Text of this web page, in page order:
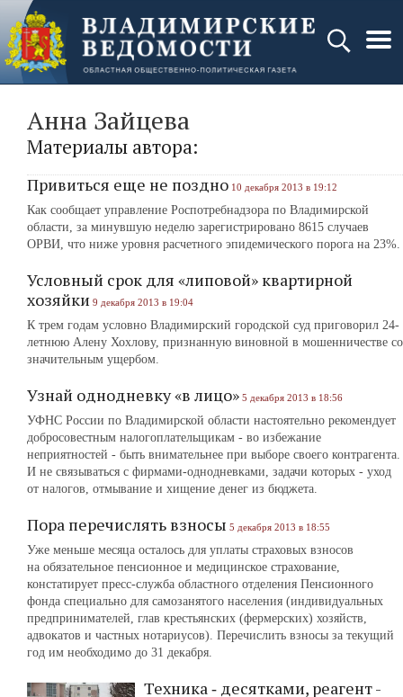
Анна Зайцева
Материалы автора:
Привиться еще не поздно 10 декабря 2013 в 19:12
Как сообщает управление Роспотребнадзора по Владимирской
области, за минувшую неделю зарегистрировано 8615 случаев
ОРВИ, что ниже уровня расчетного эпидемического порога на 23%.
Условный срок для «липовой» квартирной
хозяйки 9 декабря 2013 в 19:04
К трем годам условно Владимирский городской суд приговорил 24-
летнюю Алену Хохлову, признанную виновной в мошенничестве со
значительным ущербом.
Узнай однодневку «в лицо» 5 декабря 2013 в 18:56
УФНС России по Владимирской области настоятельно рекомендует
добросовестным налогоплательщикам ‑ во избежание
неприятностей - быть внимательнее при выборе своего контрагента.
И не связываться с фирмами-однодневками, задачи которых - уход
от налогов, отмывание и хищение денег из бюджета.
Пора перечислять взносы 5 декабря 2013 в 18:55
Уже меньше месяца осталось для уплаты страховых взносов
на обязательное пенсионное и медицинское страхование,
констатирует пресс-служба областного отделения Пенсионного
фонда специально для самозанятого населения (индивидуальных
предпринимателей, глав крестьянских (фермерских) хозяйств,
адвокатов и частных нотариусов). Перечислить взносы за текущий
год им необходимо до 31 декабря.
Техника ‑ десятками, реагент -